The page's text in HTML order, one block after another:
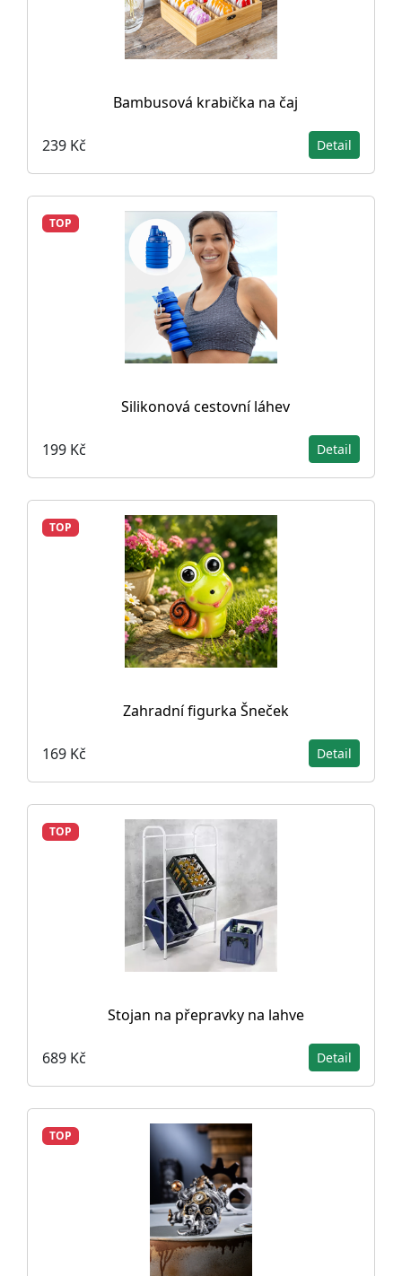
Bambusová krabička na čaj
239 Kč Detail
TOP
Silikonová cestovní láhev
199 Kč Detail
TOP
Zahradní figurka Šneček
169 Kč Detail
TOP
Stojan na přepravky na lahve
689 Kč Detail
TOP